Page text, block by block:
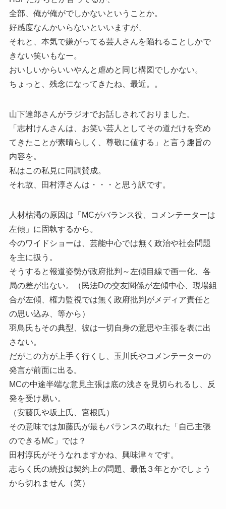
全部、俺が俺がでしかないということか。
好感度なんかいらないといいますが、
それと、本気で嫌がってる芸人さんを陥れることしかで
きない笑いもなー。
おいしいからいいやんと虐めと同じ構図でしかない。
ちょっと、残念になってきたね、最近。。
山下達郎さんがラジオでお話しされておりました。
「志村けんさんは、お笑い芸人としてその道だけを究め
てきたことが素晴らしく、尊敬に値する」と言う趣旨の
内容を。
私はこの私見に同調賛成。
それ故、田村淳さんは・・・と思う訳です。
人材枯渇の原因は「MCがバランス役、コメンテーターは
左傾」に固執するから。
今のワイドショーは、芸能中心では無く政治や社会問題
を主に扱う。
そうすると報道姿勢が政府批判～左傾目線で画一化、各
局の差が出ない。（民法Dの交友関係が左傾中心、現場組
合が左傾、権力監視では無く政府批判がメディア責任と
の思い込み、等から）
羽鳥氏もその典型、彼は一切自身の意思や主張を表に出
さない。
だがこの方が上手く行くし、玉川氏やコメンテーターの
発言が前面に出る。
MCの中途半端な意見主張は底の浅さを見切られるし、反
発を受け易い。
（安藤氏や坂上氏、宮根氏）
その意味では加藤氏が最もバランスの取れた「自己主張
のできるMC」では？
田村淳氏がそうなれますかね、興味津々です。
志らく氏の続投は契約上の問題、最低３年とかでしょう
から切れません（笑）